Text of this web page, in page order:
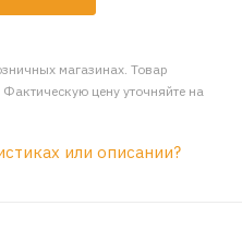
магазинах. Товар
цену уточняйте на
или описании?